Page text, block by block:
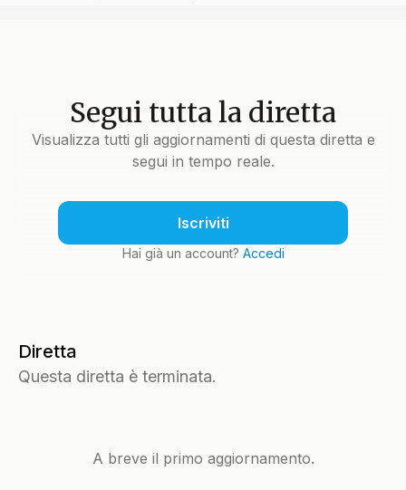
Segui tutta la diretta
Visualizza tutti gli aggiornamenti di questa diretta e
segui in tempo reale.
Iscriviti
Hai già un account? Accedi
Diretta
Questa diretta è terminata.
A breve il primo aggiornamento.